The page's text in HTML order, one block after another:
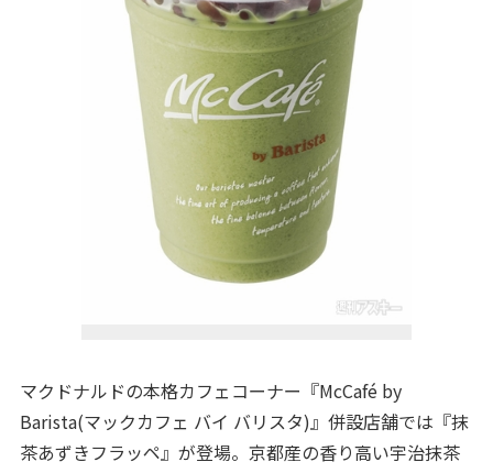
マクドナルドの本格カフェコーナー『McCafé by
Barista(マックカフェ バイ バリスタ)』併設店舗では『抹
茶あずきフラッペ』が登場。京都産の香り高い宇治抹茶